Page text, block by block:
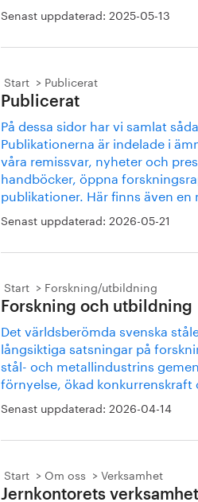
Senast uppdaterad: 2025-05-13
Start Publicerat
Publicerat
På dessa sidor har vi samlat
Publikationerna är indelade i
våra remissvar, nyheter och
handböcker, öppna
publikationer. Här finns även
Senast uppdaterad: 2026-05-21
Start Forskning/utbildning
Forskning och utbildning
Det världsberömda svenska
långsiktiga satsningar på
stål- och metallindustrins
förnyelse, ökad
Senast uppdaterad: 2026-04-14
Start Om oss Verksamhet
Jernkontorets verksamhet